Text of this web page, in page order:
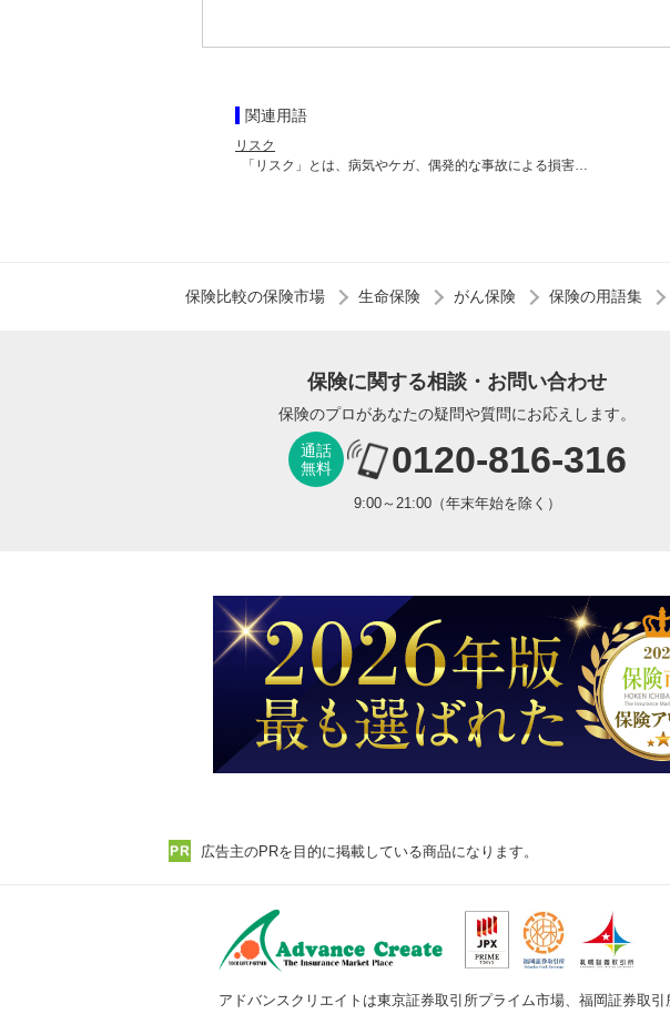
関連用語
リスク
「リスク」とは、病気やケガ、偶発的な事故による損害…
保険比較の保険市場 生命保険 がん保険 保険の用語集
保険に関する相談・お問い合わせ
保険のプロがあなたの疑問や質問にお応えします。
通話
無料
0120-816-316
9:00～21:00（年末年始を除く）
広告主のPRを目的に掲載している商品になります。
アドバンスクリエイトは東京証券取引所プライム市場、福岡証券取引